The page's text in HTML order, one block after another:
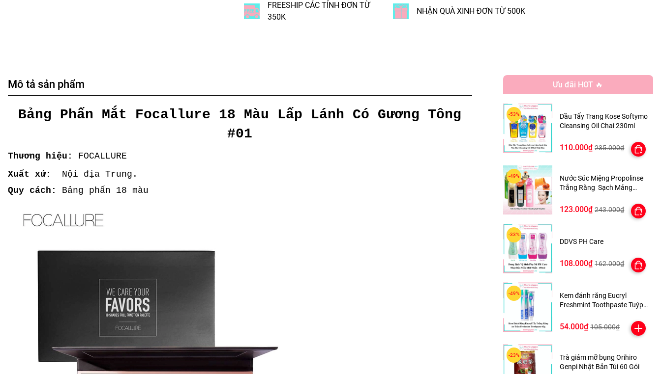
FREESHIP CÁC TỈNH ĐƠN TỪ
350K
NHẬN QUÀ XINH ĐƠN TỪ 500K
Mô tả sản phẩm
Bảng Phấn Mắt Focallure 18 Màu Lấp Lánh Có Gương Tông
#01
Thương hiệu: FOCALLURE
Xuất xứ:
Nội địa Trung.
Quy cách:
Bảng phấn 18 màu
Ưu đãi HOT 🔥
Dầu Tẩy Trang Kose Softymo
Cleansing Oil Chai 230ml
110.000₫ 235.000₫
Nước Súc Miệng Propolinse
Trắng Răng Sạch Mảng
123.000₫ 243.000₫
DDVS PH Care
108.000₫ 162.000₫
Kem đánh răng Eucryl
Freshmint Toothpaste Tuýp
54.000₫ 105.000₫
Trà giảm mỡ bụng Orihiro
Genpi Nhật Bản Túi 60 Gói